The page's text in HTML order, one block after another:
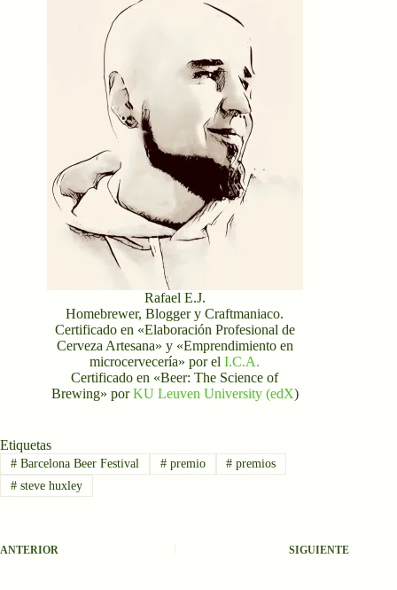
Rafael E.J.
Homebrewer, Blogger y Craftmaniaco.
Certificado en «Elaboración Profesional de
Cerveza Artesana» y «Emprendimiento en
microcervecería» por elI.C.A.
Certificado en «Beer: The Science of
Brewing» porKU Leuven University (edX)
Etiquetas
#Barcelona Beer Festival #premio # premios
#steve huxley
ANTERIOR SIGUIENTE